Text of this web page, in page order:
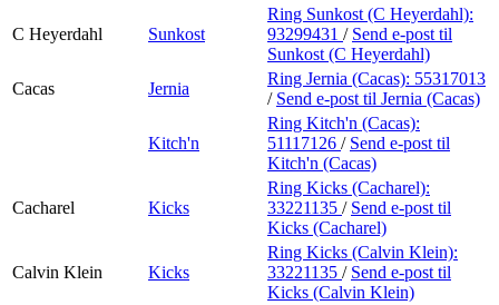
C Heyerdahl Sunkost
Ring Sunkost (C Heyerdahl):
93299431 / Send e-post til
Sunkost (C Heyerdahl)
Cacas
Jernia
Ring Jernia (Cacas): 55317013
/ Send e-post til Jernia (Cacas)
Kitch'n
Ring Kitch'n (Cacas):
51117126 / Send e-post til
Kitch'n (Cacas)
Cacharel Kicks
Ring Kicks (Cacharel):
33221135 / Send e-post til
Kicks (Cacharel)
Calvin Klein Kicks
Ring Kicks (Calvin Klein):
33221135 / Send e-post til
Kicks (Calvin Klein)